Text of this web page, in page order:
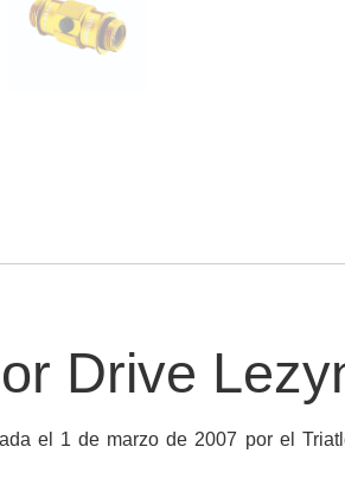
Drive
el 1 de marzo de 2007 por el